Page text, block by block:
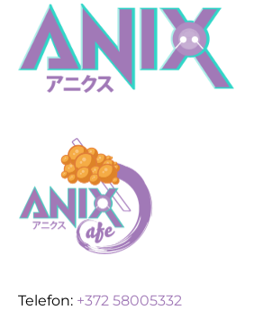
Telefon: +372 58005332